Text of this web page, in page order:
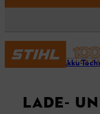
STIHL Akku-
LADE-